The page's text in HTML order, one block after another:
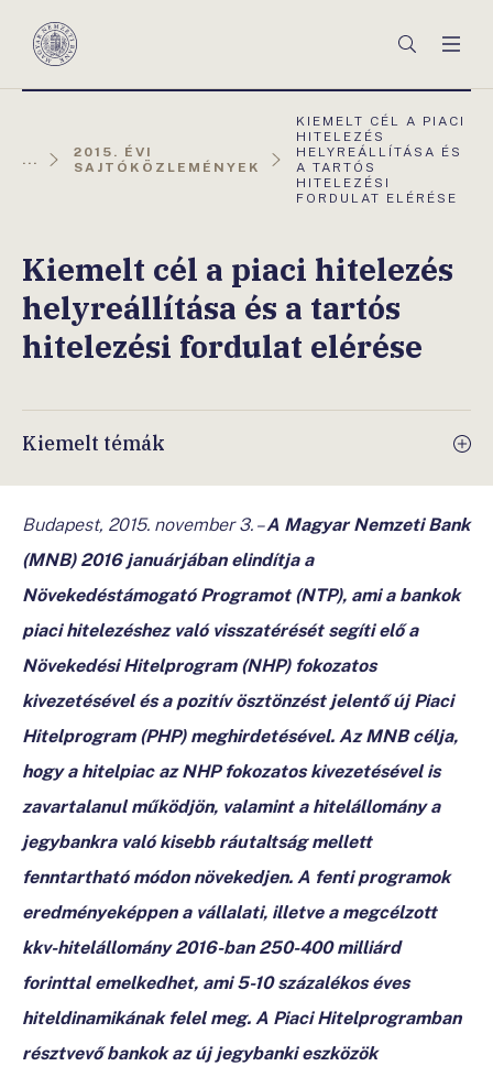
Magyar
Keresés
...
2015. ÉVI
SAJTÓKÖZLEMÉNYEK
AKTUÁLIS
OLDAL:
KIEMELT CÉL A PIACI
HITELEZÉS
HELYREÁLLÍTÁSA ÉS
A TARTÓS
HITELEZÉSI
FORDULAT ELÉRÉSE
Kiemelt cél a piaci hitelezés
helyreállítása és a tartós
hitelezési fordulat elérése
Kiemelt témák
Budapest, 2015. november 3. –A Magyar Nemzeti Bank
(MNB) 2016 januárjában elindítja a
Növekedéstámogató Programot (NTP), ami a bankok
piaci hitelezéshez való visszatérését segíti elő a
Növekedési Hitelprogram (NHP) fokozatos
kivezetésével és a pozitív ösztönzést jelentő új Piaci
Hitelprogram (PHP) meghirdetésével. Az MNB célja,
hogy a hitelpiac az NHP fokozatos kivezetésével is
zavartalanul működjön, valamint a hitelállomány a
jegybankra való kisebb ráutaltság mellett
fenntartható módon növekedjen. A fenti programok
eredményeképpen a vállalati, illetve a megcélzott
kkv-hitelállomány 2016-ban 250-400 milliárd
forinttal emelkedhet, ami 5-10 százalékos éves
hiteldinamikának felel meg. A Piaci Hitelprogramban
résztvevő bankok az új jegybanki eszközök